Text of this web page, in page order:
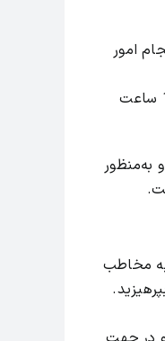
امور
احتراماً بدین‌وسیله به استحضار می‌رساند سی و دومین جلسه شورای فناوری، روز دوشنبه مورخ 17/03/1400 ساعت
به‌منظور
مخاطب